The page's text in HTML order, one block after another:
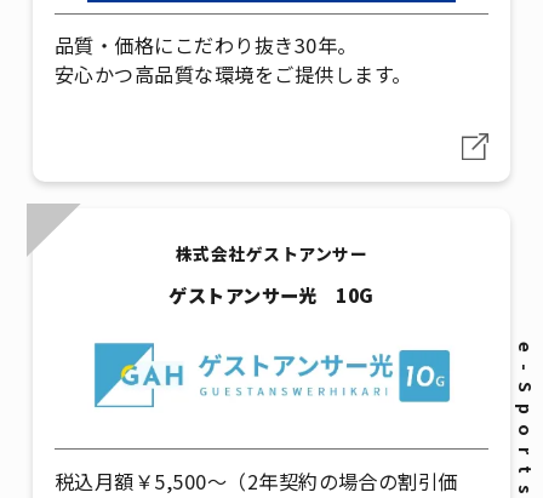
品質・価格にこだわり抜き30年。
安心かつ高品質な環境をご提供します。
株式会社ゲストアンサー
ゲストアンサー光 10G
税込月額￥5,500～（2年契約の場合の割引価